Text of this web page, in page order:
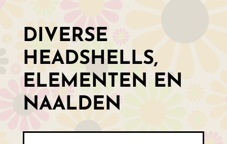
DIVERSE
HEADSHELLS,
ELEMENTEN EN
NAALDEN